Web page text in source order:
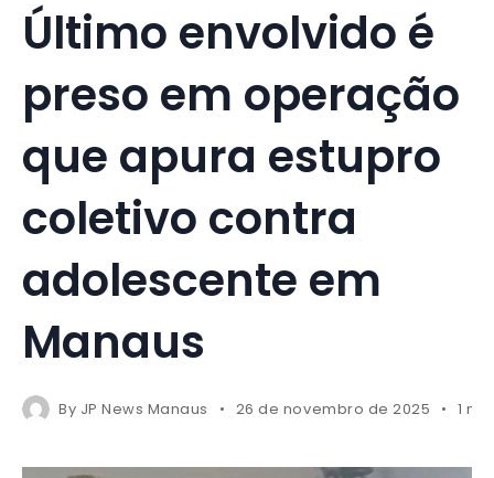
Último envolvido é
preso em operação
que apura estupro
coletivo contra
adolescente em
Manaus
By JP News Manaus 26 de novembro de 2025 1